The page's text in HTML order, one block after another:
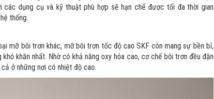
các dụng cụ và kỹ thuật phù hợp sẽ hạn chế được tối đa thời gian
thống.
mỡ bôi trơn khác, mỡ bôi trơn tốc độ cao SKF còn mang sự bền bỉ,
khăn nhất. Nhờ có khả năng oxy hóa cao, cơ chế bôi trơn đều đặn
ở những nơi có nhiệt độ cao.